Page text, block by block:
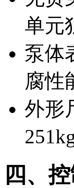
单元
泵体
腐性
外形
四、